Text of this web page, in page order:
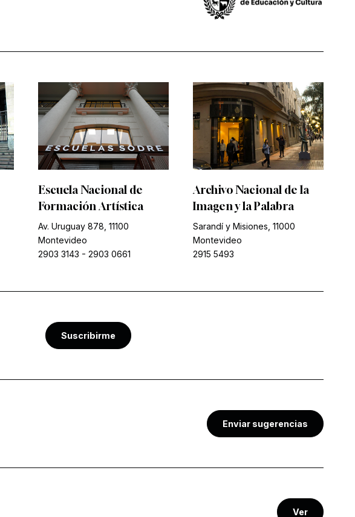
Escuela Nacional de
Formación Artística
Av. Uruguay 878, 11100
Montevideo
2903 3143 - 2903 0661
Archivo Nacional de la
Imagen y la Palabra
Sarandí y Misiones, 11000
Montevideo
2915 5493
Suscribirme
Enviar sugerencias
Ver